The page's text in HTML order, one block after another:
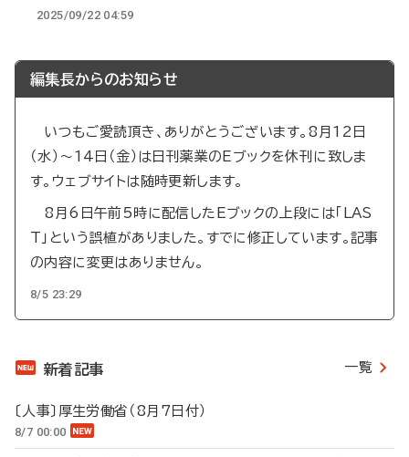
2025/09/22 04:59
編集長からのお知らせ
いつもご愛読頂き、ありがとうございます。8月12日
（水）～14日（金）は日刊薬業のEブックを休刊に致しま
す。ウェブサイトは随時更新します。
8月6日午前5時に配信したEブックの上段には「LAS
T」という誤植がありました。すでに修正しています。記事
の内容に変更はありません。
8/5 23:29
新着記事 一覧
〔人事〕厚生労働省（8月7日付）
8/7 00:00